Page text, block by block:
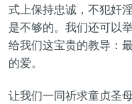
式上保持忠诚，不犯奸
是不够的。我们还可以
给我们这宝贵的教导：
的爱。
让我们一同祈求童贞圣